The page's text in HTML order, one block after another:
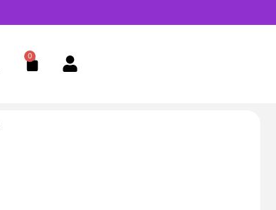
0
Cart